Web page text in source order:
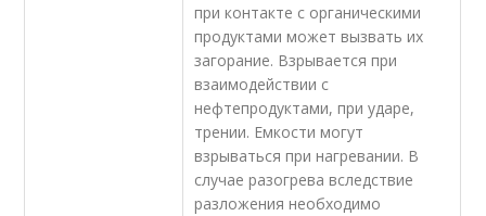
при контакте с органическими
продуктами может вызвать их
загорание. Взрывается при
взаимодействии с
нефтепродуктами, при ударе,
трении. Емкости могут
взрываться при нагревании. В
случае разогрева вследствие
разложения необходимо